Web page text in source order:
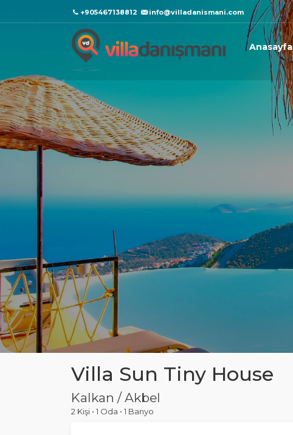
+905467138812 info@villadanismani.com
Anasayfa
Villa Sun Tiny House
Kalkan / Akbel
2 Kişi • 1 Oda • 1 Banyo